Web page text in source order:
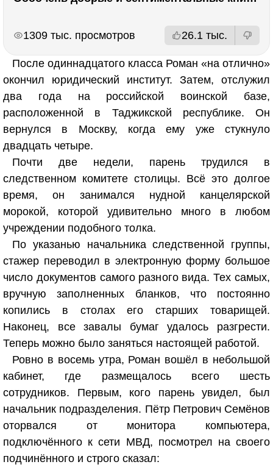
1309 тыс. просмотров 26.1 тыс.
После одиннадцатого класса Роман «на отлично»
окончил юридический институт. Затем, отслужил
два года на российской воинской базе,
расположенной в Таджикской республике. Он
вернулся в Москву, когда ему уже стукнуло
двадцать четыре.
Почти две недели, парень трудился в
следственном комитете столицы. Всё это долгое
время, он занимался нудной канцелярской
морокой, которой удивительно много в любом
учреждении подобного толка.
По указанью начальника следственной группы,
стажер переводил в электронную форму большое
число документов самого разного вида. Тех самых,
вручную заполненных бланков, что постоянно
копились в столах его старших товарищей.
Наконец, все завалы бумаг удалось разгрести.
Теперь можно было заняться настоящей работой.
Ровно в восемь утра, Роман вошёл в небольшой
кабинет, где размещалось всего шесть
сотрудников. Первым, кого парень увидел, был
начальник подразделения. Пётр Петрович Семёнов
оторвался от монитора компьютера,
подключённого к сети МВД, посмотрел на своего
подчинённого и строго сказал: